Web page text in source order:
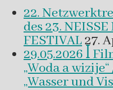
22.
des 23.
FESTIVAL 27.
29.05.2026 ꟾ
„Woda a
„Wasser und